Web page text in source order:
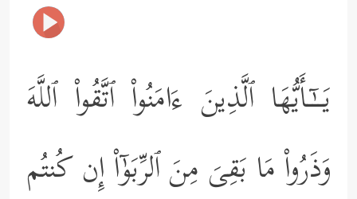
یَــٰۤـأَیُّهَا ٱلَّذِینَ ءَامَنُواْ ٱتَّقُواْ ٱللَّهَ
وَذَرُواْ مَا بَقِیَ مِنَ ٱلرِّبَوٰۤاْ إِن كُنتُم